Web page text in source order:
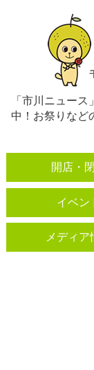
「市川ニュー
中！お祭りなど
開店・
イベン
メディア